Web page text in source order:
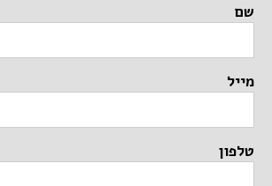
שם
מייל
טלפון